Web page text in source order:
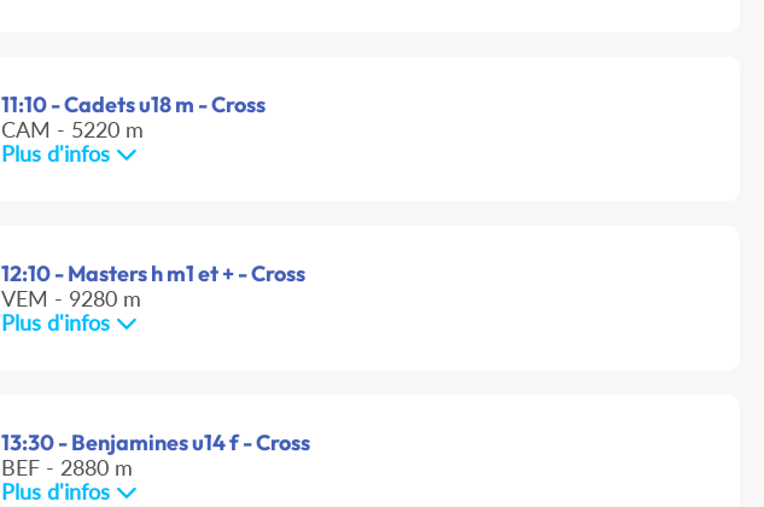
11:10 - Cadets u18 m - Cross
CAM - 5220 m
Plus d'infos
12:10 - Masters h m1 et + - Cross
VEM - 9280 m
Plus d'infos
13:30 - Benjamines u14 f - Cross
BEF - 2880 m
Plus d'infos